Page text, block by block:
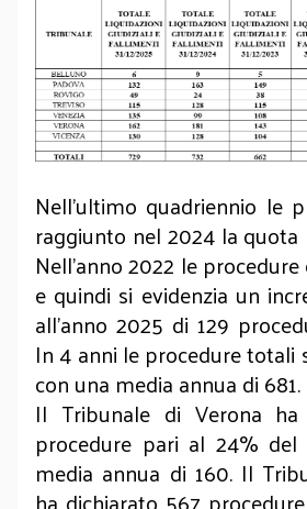
Nell'ultimo quadriennio le
raggiunto nel 2024 la quota
Nell’anno 2022 le
e quindi si evidenzia un
all’anno 2025 di 129
In 4 anni le procedure totali
con una media annua di 681.
Il Tribunale di Verona
procedure pari al 24%
media annua di 160. Il